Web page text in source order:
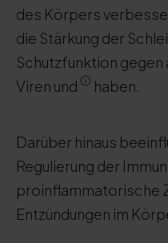
des Körpers
die Stärkung der
Schutzfunktion gegen
Viren und
haben.
Darüber hinaus
Regulierung der
proinflammatorische
Entzündungen im